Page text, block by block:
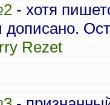
- хотя
дописано.
Rezet